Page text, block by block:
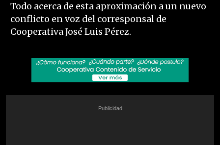
Todo acerca de esta aproximación a un nuevo
conflicto en voz del corresponsal de
Cooperativa José Luis Pérez.